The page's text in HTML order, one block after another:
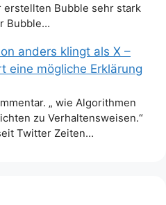
Bubble sehr stark
Bubble…
anders klingt als X –
eine mögliche Erklärung
„ wie Algorithmen
zu Verhaltensweisen.“
Twitter Zeiten…